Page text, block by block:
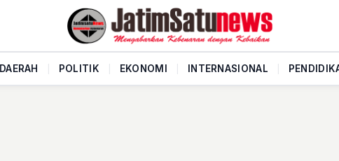
DAERAH POLITIK EKONOMI INTERNASIONAL